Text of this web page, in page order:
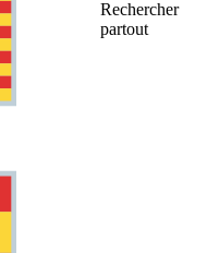
Rechercher
partout